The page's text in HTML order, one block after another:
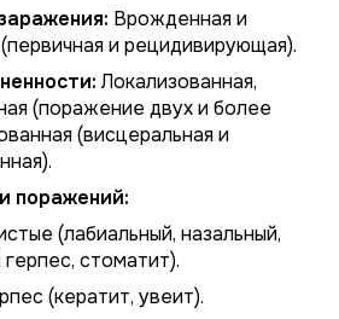
Врожденная и
и рецидивирующая).
Локализованная,
(поражение двух и более
(висцеральная и
поражений:
(лабиальный, назальный,
стоматит).
(кератит, увеит).